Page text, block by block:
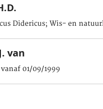
Didericus; Wis- en
van
01/09/1999